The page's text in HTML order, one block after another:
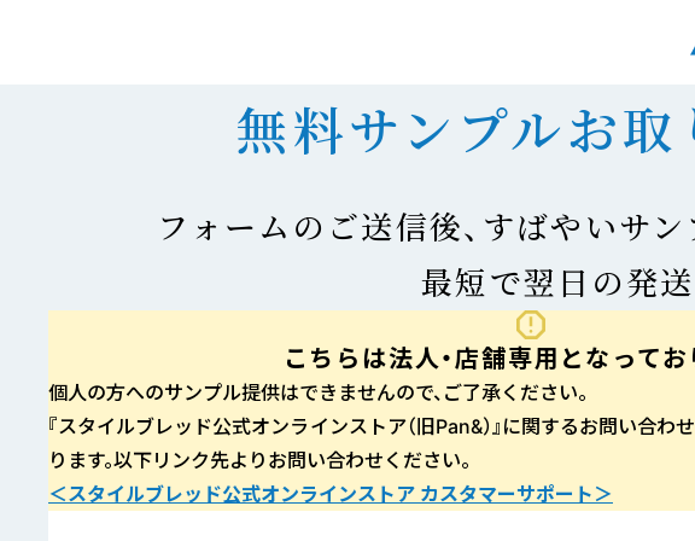
無料サンプルお取
フォームのご送信後、すばやいサ
最短で翌日の発送
こちらは法人・店舗専用となってお
個人の​方への​サンプル提供は​できませんので、​ご了承ください。
『スタイルブレッド公式オンラインストア（旧Pan&）』に​関する​お問い​合わ
ります。​以下リンク先より​お問い​合わせください。
＜スタイルブレッド公式オンラインストア カスタマーサポート＞